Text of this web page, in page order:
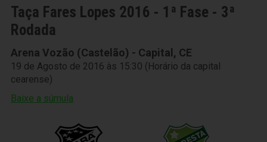
Taça Fares Lopes 2016 - 1ª Fase - 3ª
Rodada
Arena Vozão (Castelão) - Capital, CE
19 de Agosto de 2016 às 15:30 (Horário da capital
cearense)
Baixe a súmula